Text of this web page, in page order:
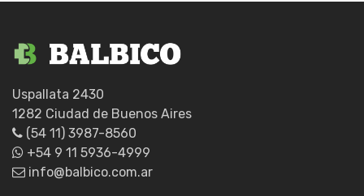
Uspallata 2430
1282 Ciudad de Buenos Aires
(54 11) 3987-8560
+54 9 11 5936-4999
info@balbico.com.ar